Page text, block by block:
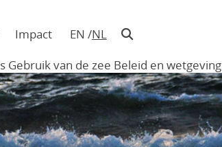
Impact EN NL
Gebruik van de zee Beleid en wetgeving